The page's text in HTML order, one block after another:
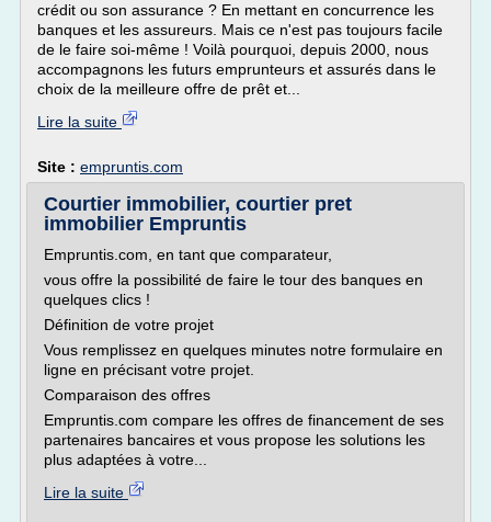
crédit ou son assurance ? En mettant en concurrence les
banques et les assureurs. Mais ce n'est pas toujours facile
de le faire soi-même ! Voilà pourquoi, depuis 2000, nous
accompagnons les futurs emprunteurs et assurés dans le
choix de la meilleure offre de prêt et...
Lire la suite
Site : empruntis.com
Courtier immobilier, courtier pret
immobilier Empruntis
Empruntis.com, en tant que comparateur,
vous offre la possibilité de faire le tour des banques en
quelques clics !
Définition de votre projet
Vous remplissez en quelques minutes notre formulaire en
ligne en précisant votre projet.
Comparaison des offres
Empruntis.com compare les offres de financement de ses
partenaires bancaires et vous propose les solutions les
plus adaptées à votre...
Lire la suite